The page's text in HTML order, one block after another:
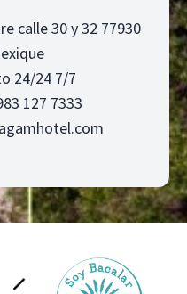
calle 30 y 32 77930
24/24 7/7
127 7333